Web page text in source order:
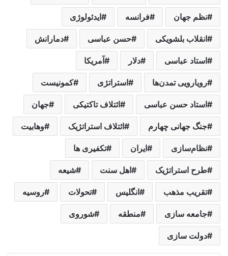
نظم جهان فرانسه ایدئولوژی
انقلاب بلشویکی حسن عباسی دمارانش
استاد عباسی دلار آمریکا
رویارویی تمدن‌ها استراتژی کمونیست
استاد حسن عباسی ائتلاف تاکتیکی جهان
جنگ جهانی چهارم ائتلاف استراتژیک وهابیت
نظام‌سازی ایران تکفیری ها
طرح استراتژیک اهل سنت شیعه
تقریب مذهب انگلیس تحولات روسیه
جامعه سازی منطقه شوروی
دولت سازی